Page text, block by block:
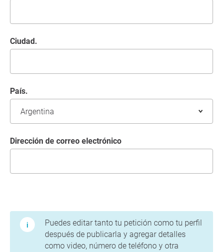
Ciudad.
País.
Dirección de correo electrónico
Puedes editar tanto tu petición como tu perfil
después de publicarla y agregar detalles
como video, número de teléfono y otra